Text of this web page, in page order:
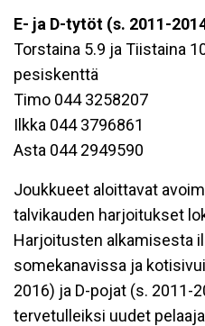
E- ja D-tytöt (s. 2011-
Torstaina 5.9 ja Tiistaina
pesiskenttä
Timo 044 3258207
Ilkka 044 3796861
Asta 044 2949590
Joukkueet aloittavat
talvikauden harjoitukset
Harjoitusten alkamisesta
somekanavissa ja
2016) ja D-pojat (s. 2011-
tervetulleiksi uudet